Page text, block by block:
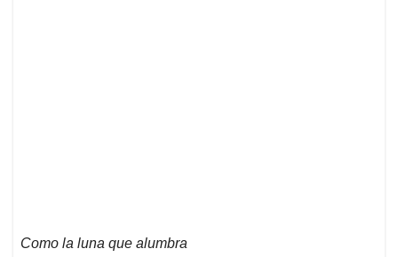
Como la luna que alumbra